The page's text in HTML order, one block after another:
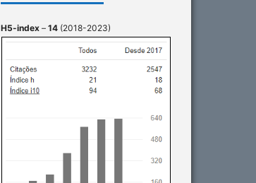
H5-index – 14 (2018-2023)